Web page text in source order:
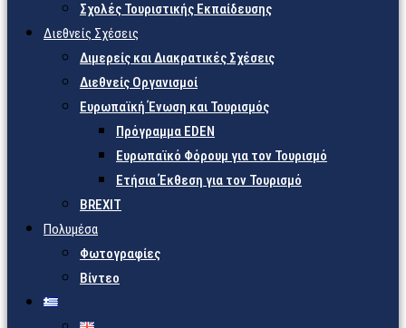
Σχολές Τουριστικής Εκπαίδευσης
Διεθνείς Σχέσεις
Διμερείς και Διακρατικές Σχέσεις
Διεθνείς Οργανισμοί
Ευρωπαϊκή Ένωση και Τουρισμός
Πρόγραμμα EDEN
Ευρωπαϊκό Φόρουμ για τον Τουρισμό
Ετήσια Έκθεση για τον Τουρισμό
BREXIT
Πολυμέσα
Φωτογραφίες
Βίντεο